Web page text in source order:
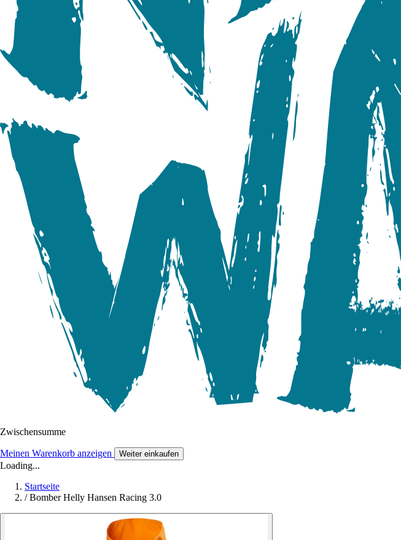
Zwischensumme
Meinen Warenkorb anzeigen Weiter einkaufen
Loading...
Startseite
/ Bomber Helly Hansen Racing 3.0